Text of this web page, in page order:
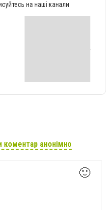
на наші канали
коментар анонімно
🙂